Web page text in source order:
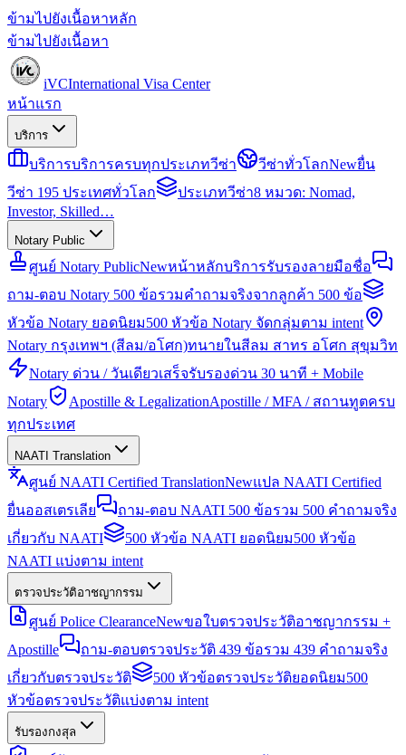
ข้ามไปยังเนื้อหาหลัก
ข้ามไปยังเนื้อหา
iVCInternational Visa Center
หน้าแรก
บริการ
บริการบริการครบทุกประเภทวีซ่า วีซ่าทั่วโลกNewยื่น
วีซ่า 195 ประเทศทั่วโลก
ประเภทวีซ่า8 หมวด: Nomad,
Investor, Skilled…
Notary Public
ศูนย์ Notary PublicNewหน้าหลักบริการรับรองลายมือชื่อ
ถาม-ตอบ Notary 500 ข้อรวมคำถามจริงจากลูกค้า 500 ข้อ
หัวข้อ Notary ยอดนิยม500 หัวข้อ Notary จัดกลุ่มตาม intent
Notary กรุงเทพฯ (สีลม/อโศก)ทนายในสีลม สาทร อโศก สุขุมวิท
Notary ด่วน / วันเดียวเสร็จรับรองด่วน 30 นาที + Mobile
Notary
Apostille & LegalizationApostille / MFA / สถานทูตครบ
ทุกประเทศ
NAATI Translation
ศูนย์ NAATI Certified TranslationNewแปล NAATI Certified
ยื่นออสเตรเลีย
ถาม-ตอบ NAATI 500 ข้อรวม 500 คำถามจริง
เกี่ยวกับ NAATI
500 หัวข้อ NAATI ยอดนิยม500 หัวข้อ
NAATI แบ่งตาม intent
ตรวจประวัติอาชญากรรม
ศูนย์ Police ClearanceNewขอใบตรวจประวัติอาชญากรรม +
Apostille
ถาม-ตอบตรวจประวัติ 439 ข้อรวม 439 คำถามจริง
เกี่ยวกับตรวจประวัติ
500 หัวข้อตรวจประวัติยอดนิยม500
หัวข้อตรวจประวัติแบ่งตาม intent
รับรองกงสุล